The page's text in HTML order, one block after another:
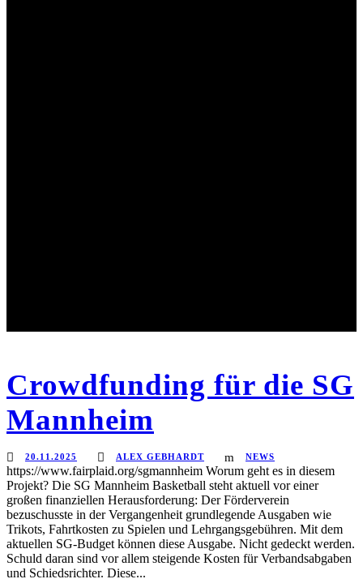
Crowdfunding für die SG
Mannheim
20.11.2025 ALEX GEBHARDT NEWS
https://www.fairplaid.org/sgmannheim Worum geht es in diesem
Projekt? Die SG Mannheim Basketball steht aktuell vor einer
großen finanziellen Herausforderung: Der Förderverein
bezuschusste in der Vergangenheit grundlegende Ausgaben wie
Trikots, Fahrtkosten zu Spielen und Lehrgangsgebühren. Mit dem
aktuellen SG-Budget können diese Ausgabe. Nicht gedeckt werden.
Schuld daran sind vor allem steigende Kosten für Verbandsabgaben
und Schiedsrichter. Diese...